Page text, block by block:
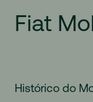
Fiat
Histórico do